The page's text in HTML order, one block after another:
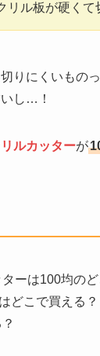
リル板が硬くて
りにくいもの
し…！
ルカッターが
ターは100均の
どこで買える？